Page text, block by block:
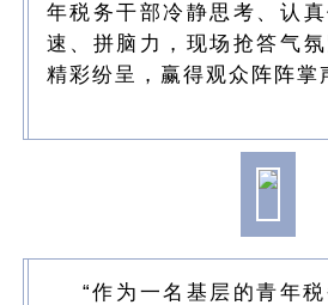
年税务干部冷静思考、认
速、拼脑力，现场抢答气
精彩纷呈，赢得观众阵阵掌
“作为一名基层的青年